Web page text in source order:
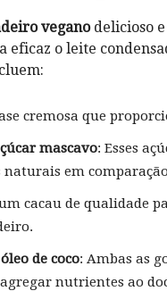
veganodelicioso
eficaz ⁣o leite
cremosa que
mascavo: Esses
naturais em
cacau de qualidade
de coco: Ambas as
nutrientes ao